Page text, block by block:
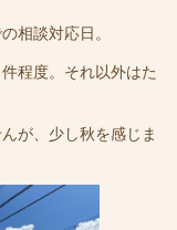
相談対応日。
程度。それ以外はた
が、少し秋を感じま